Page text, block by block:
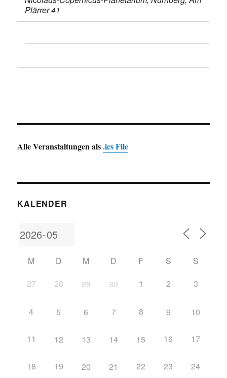
Plärrer 41
Alle Veranstaltungen als.ics File
KALENDER
M D M D F S
S
27
28 29 30 1 2 3
4 5 6 7 8 9 10
11 12 13 14 15 16 17
18 19 20 21 22 23 24